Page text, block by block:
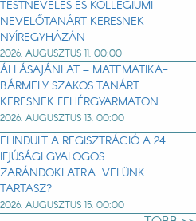
TESTNEVELÉS ÉS KOLLÉGIUMI
NEVELŐTANÁRT KERESNEK
NYÍREGYHÁZÁN
2026. AUGUSZTUS 11. 00:00
ÁLLÁSAJÁNLAT – MATEMATIKA-
BÁRMELY SZAKOS TANÁRT
KERESNEK FEHÉRGYARMATON
2026. AUGUSZTUS 13. 00:00
ELINDULT A REGISZTRÁCIÓ A 24.
IFJÚSÁGI GYALOGOS
ZARÁNDOKLATRA. VELÜNK
TARTASZ?
2026. AUGUSZTUS 15. 00:00